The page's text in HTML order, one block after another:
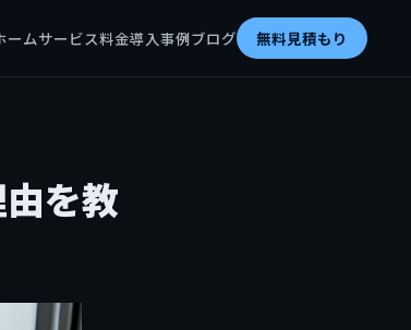
ームサービス料金導入事例ブログ 無料見積もり
を教